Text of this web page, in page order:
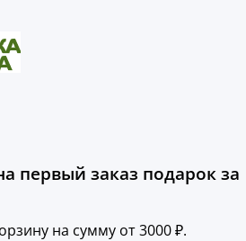
первый заказ подарок за
на сумму от 3000 ₽.